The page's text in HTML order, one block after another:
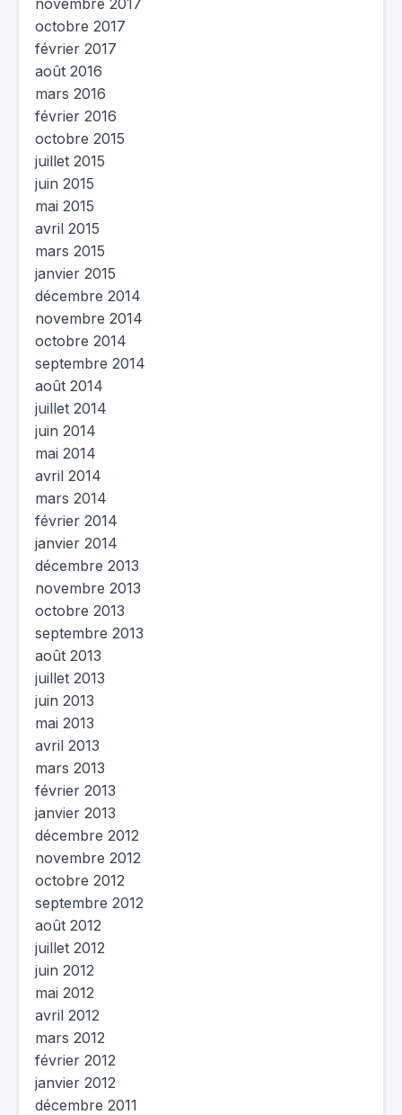
novembre 2017
octobre 2017
février 2017
août 2016
mars 2016
février 2016
octobre 2015
juillet 2015
juin 2015
mai 2015
avril 2015
mars 2015
janvier 2015
décembre 2014
novembre 2014
octobre 2014
septembre 2014
août 2014
juillet 2014
juin 2014
mai 2014
avril 2014
mars 2014
février 2014
janvier 2014
décembre 2013
novembre 2013
octobre 2013
septembre 2013
août 2013
juillet 2013
juin 2013
mai 2013
avril 2013
mars 2013
février 2013
janvier 2013
décembre 2012
novembre 2012
octobre 2012
septembre 2012
août 2012
juillet 2012
juin 2012
mai 2012
avril 2012
mars 2012
février 2012
janvier 2012
décembre 2011